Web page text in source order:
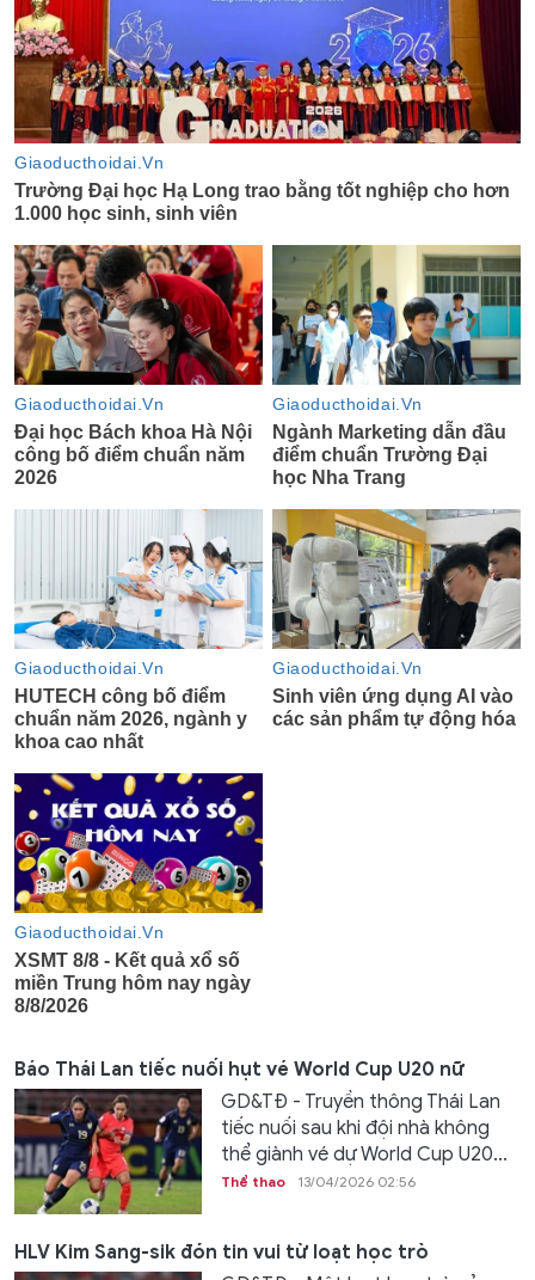
Báo Thái Lan tiếc nuối hụt vé World Cup U20 nữ
GD&TĐ - Truyền thông Thái Lan
tiếc nuối sau khi đội nhà không
thể giành vé dự World Cup U20...
Thể thao 13/04/2026 02:56
HLV Kim Sang-sik đón tin vui từ loạt học trò